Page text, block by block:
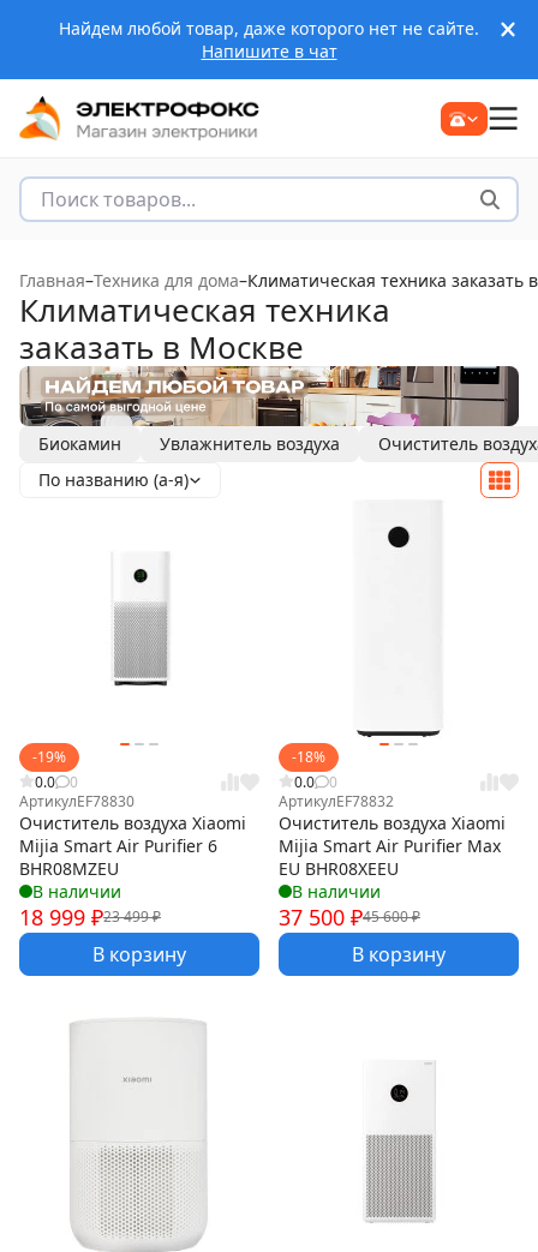
Найдем любой товар, даже которого нет не сайте.
Напишите в чат
Главная–Техника для дома–Климатическая техника заказать
Климатическая техника
заказать в Москве
Биокамин Увлажнитель воздуха
Очиститель
По названию (а-я)
-19%
0.0
0
АртикулEF78830
Очиститель воздуха Xiaomi
Mijia Smart Air Purifier 6
BHR08MZEU
В наличии
23 499₽
18 999 ₽
В корзину
-18%
0.0
0
АртикулEF78832
Очиститель воздуха Xiaomi
Mijia Smart Air Purifier Max
EU BHR08XEEU
В наличии
45 600₽
37 500 ₽
В корзину